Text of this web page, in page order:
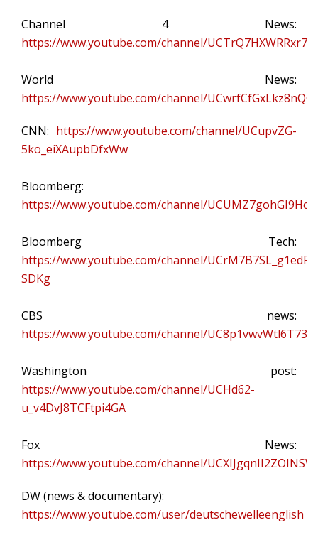
Channel 4 News:
https://www.youtube.com/channel/
World News:
https://www.youtube.com/channel/
CNN: https://www.youtube.com/channel/UCupvZG-
5ko_eiXAupbDfxWw
Bloomberg:
https://www.youtube.com/channel/
Bloomberg Tech:
https://www.youtube.com/channel/
SDKg
CBS news:
https://www.youtube.com/channel/
Washington post:
https://www.youtube.com/channel/UCHd62-
u_v4DvJ8TCFtpi4GA
Fox News:
https://www.youtube.com/channel/
DW (news & documentary):
https://www.youtube.com/user/deutschewelleenglish